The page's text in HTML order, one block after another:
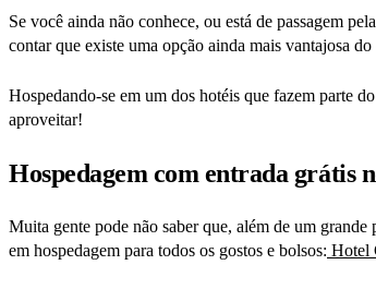
Se você ainda não conhece, ou está de passagem
contar que existe uma opção ainda mais vantajosa
Hospedando-se em um dos hotéis que fazem parte
aproveitar!
Hospedagem com entrada grátis
Muita gente pode não saber que, além de um
em hospedagem para todos os gostos e bolsos: Hotel